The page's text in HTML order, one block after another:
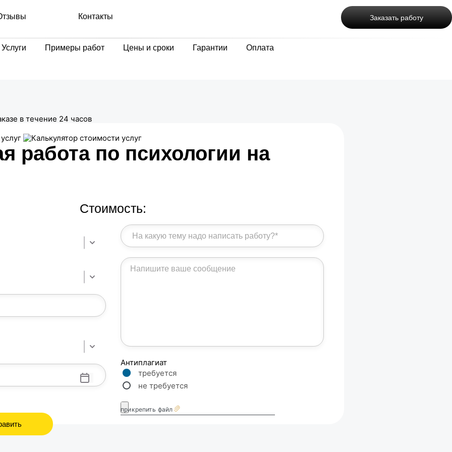
Контакты Заказать работу
Услуги Примеры работ Цены и сроки Гарантии Оплата
в течение 24 часов
работа по психологии на
Стоимость:
Антиплагиат
требуется
не требуется
прикрепить файл